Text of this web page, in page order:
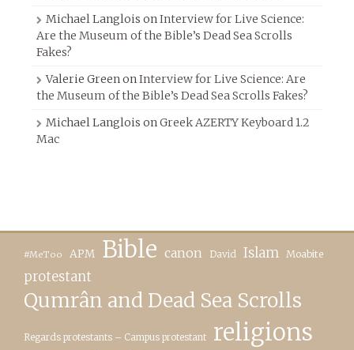
Michael Langlois onInterview for Live Science:
Are the Museum of the Bible’s Dead Sea Scrolls
Fakes?
Valerie GreenonInterview for Live Science: Are
the Museum of the Bible’s Dead Sea Scrolls Fakes?
Michael Langlois onGreek AZERTY Keyboard 1.2
Mac
#MeToo APM Bible canon David Islam Moabite
protestant
Qumrân and Dead Sea Scrolls
Regards protestants – Campus protestant religions